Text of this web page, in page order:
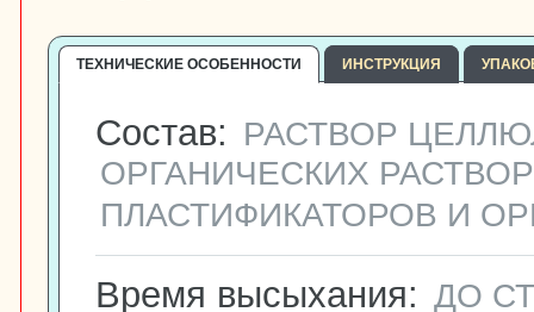
ТЕХНИЧЕСКИЕ ОСОБЕННОСТИ ИНСТРУКЦИЯ
Состав: РАСТВОР
ОРГАНИЧЕСКИХ
ПЛАСТИФИКАТОРОВ И
Время высыхания: ДО